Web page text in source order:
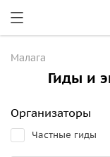
Малага
Гиды и
Организаторы
Частные гиды